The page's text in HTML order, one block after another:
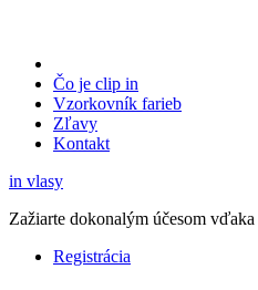
Čo je clip in
Vzorkovník farieb
Zľavy
Kontakt
in vlasy
Zažiarte dokonalým účesom vďaka
Registrácia